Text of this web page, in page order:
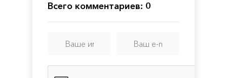
Puzzle
Всего комментариев: 0